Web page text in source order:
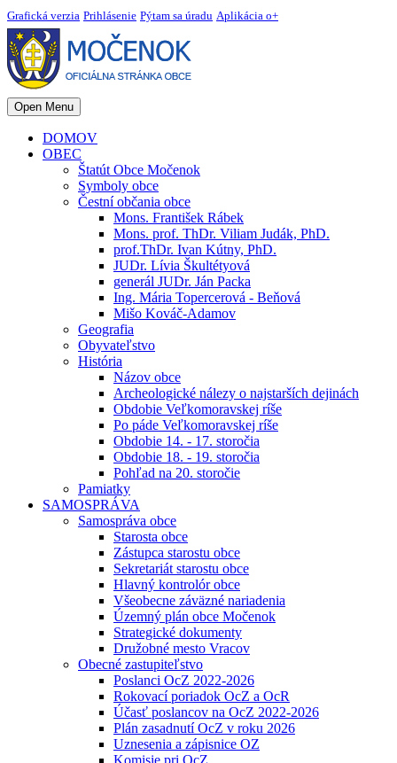
Grafická verzia Prihlásenie Pýtam sa úradu Aplikácia o+
Open Menu
DOMOV
OBEC
Štatút Obce Močenok
Symboly obce
Čestní občania obce
Mons. František Rábek
Mons. prof. ThDr. Viliam Judák, PhD.
prof.ThDr. Ivan Kútny, PhD.
JUDr. Lívia Škultétyová
generál JUDr. Ján Packa
Ing. Mária Topercerová - Beňová
Mišo Kováč-Adamov
Geografia
Obyvateľstvo
História
Názov obce
Archeologické nálezy o najstarších dejinách
Obdobie Veľkomoravskej ríše
Po páde Veľkomoravskej ríše
Obdobie 14. - 17. storočia
Obdobie 18. - 19. storočia
Pohľad na 20. storočie
Pamiatky
SAMOSPRÁVA
Samospráva obce
Starosta obce
Zástupca starostu obce
Sekretariát starostu obce
Hlavný kontrolór obce
Všeobecne záväzné nariadenia
Územný plán obce Močenok
Strategické dokumenty
Družobné mesto Vracov
Obecné zastupiteľstvo
Poslanci OcZ 2022-2026
Rokovací poriadok OcZ a OcR
Účasť poslancov na OcZ 2022-2026
Plán zasadnutí OcZ v roku 2026
Uznesenia a zápisnice OZ
Komisie pri OcZ